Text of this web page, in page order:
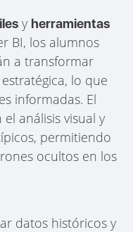
y herramientas
BI, los alumnos
a transformar
lo que
informadas. El
análisis visual y
permitiendo
ocultos en los
datos históricos y